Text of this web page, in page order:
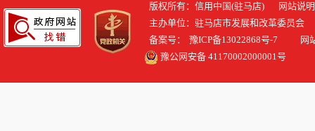
版权所有：信用中国(驻马店)
网站说明
主办单位：驻马店市发展和改革委员会
备案号：
豫ICP备13022868号-7
网站
豫公网安备 41170002000001号